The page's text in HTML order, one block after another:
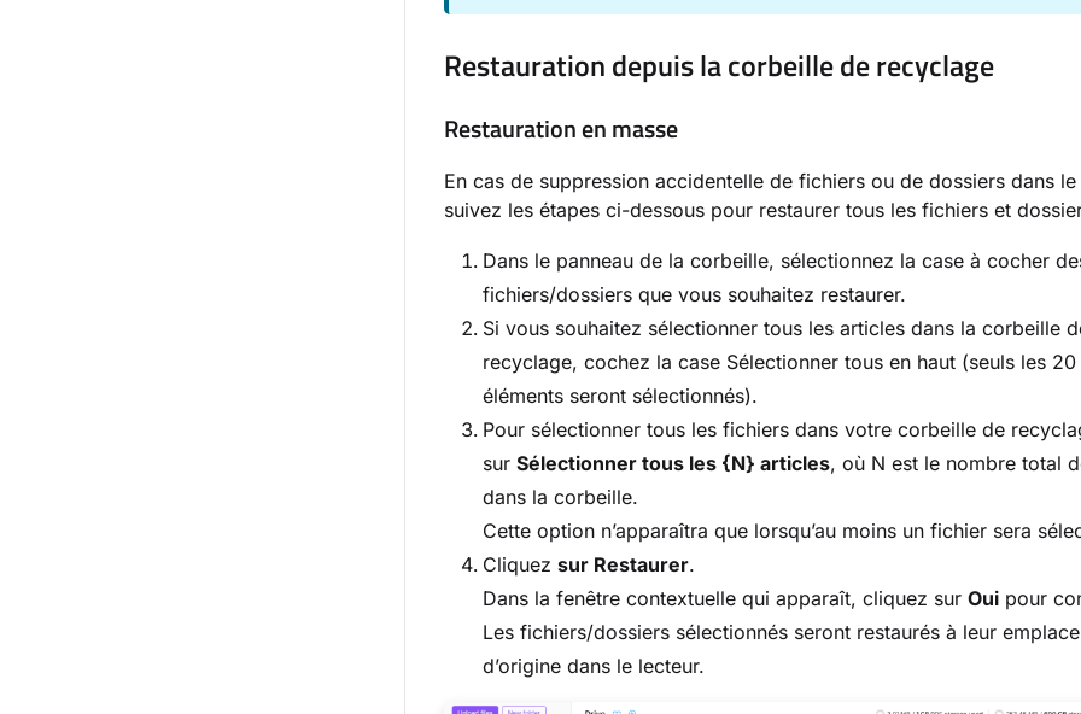
Restauration depuis la corbeille de recyclage
Restauration en masse
En cas de suppression accidentelle de fichiers ou de dossiers dans
suivez les étapes ci-dessous pour restaurer tous les fichiers et
Dans le panneau de la corbeille, sélectionnez la case à cocher
fichiers/dossiers que vous souhaitez restaurer.
Si vous souhaitez sélectionner tous les articles dans la corbeille
recyclage, cochez la case Sélectionner tous en haut (seuls les
éléments seront sélectionnés).
Pour sélectionner tous les fichiers dans votre corbeille de
sur Sélectionner tous les {N} articles, où N est le nombre total
dans la corbeille.
Cette option n’apparaîtra que lorsqu’au moins un fichier sera
Cliquez sur Restaurer.
Dans la fenêtre contextuelle qui apparaît, cliquez sur Oui pour
Les fichiers/dossiers sélectionnés seront restaurés à leur
d’origine dans le lecteur.